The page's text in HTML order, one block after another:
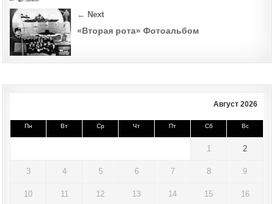
← Next
«Вторая рота» Фотоальбом
Август 2026
Пн Вт Ср Чт Пт Сб Вс
1 2
3 4 5 6 7 8 9
10 11 12 13 14 15 16